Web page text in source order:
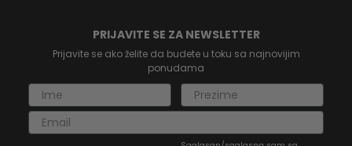
PRIJAVITE SE ZA NEWSLETTER
Prijavite se ako želite da budete u toku sa najnovijim
ponudama